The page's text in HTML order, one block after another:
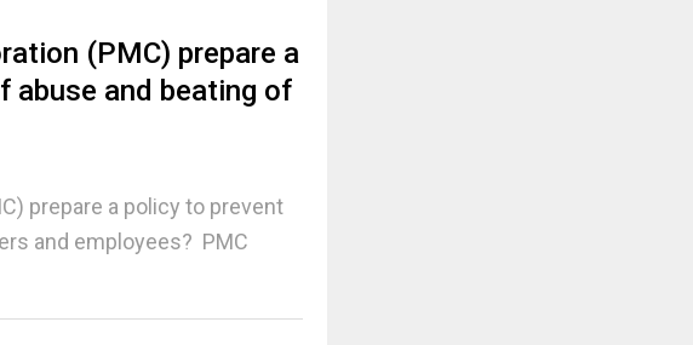
(PMC) prepare a
abuse and beating of
prepare a policy to prevent
and employees? PMC